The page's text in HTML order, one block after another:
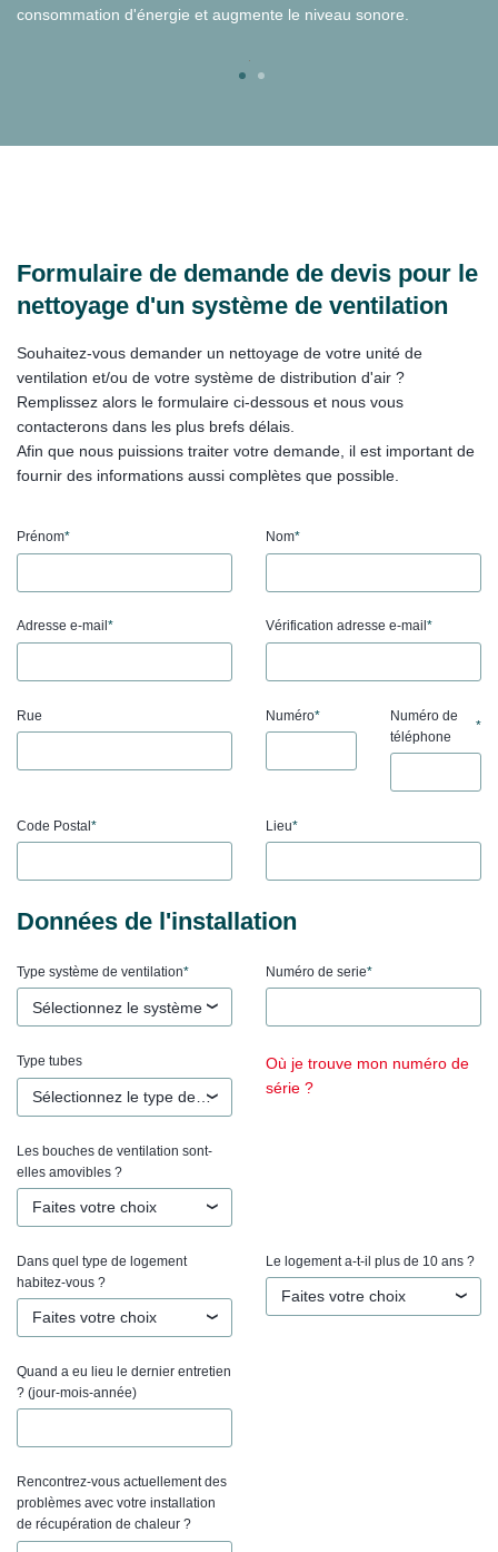
consommation d'énergie et augmente le niveau sonore.
Formulaire de demande de devis pour le
nettoyage d'un système de ventilation
Souhaitez-vous demander un nettoyage de votre unité de
ventilation et/ou de votre système de distribution d'air ?
Remplissez alors le formulaire ci-dessous et nous vous
contacterons dans les plus brefs délais.
Afin que nous puissions traiter votre demande, il est important de
fournir des informations aussi complètes que possible.
Prénom* Nom*
Adresse e-mail * Vérification adresse e-mail *
Rue Numéro*
Numéro de
téléphone
*
Code Postal * Lieu*
Données de l'installation
Sélectionnez le système
Type système de ventilation* Numéro de serie*
Sélectionnez le type de tubes
Type tubes
Où je trouve mon numéro de
série ?
Faites votre choix
Les bouches de ventilation sont-
elles amovibles ?
Faites votre choix
Dans quel type de logement
habitez-vous ?
Faites votre choix
Le logement a-t-il plus de 10 ans ?
Quand a eu lieu le dernier entretien
? (jour-mois-année)
Rencontrez-vous actuellement des
problèmes avec votre installation
de récupération de chaleur ?